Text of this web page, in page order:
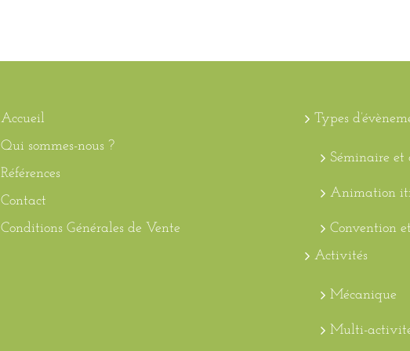
Accueil
Qui sommes-nous ?
Références
Contact
Conditions Générales de Vente
Types
Séminaire et
Animation
Convention
Activités
Mécanique
Multi-